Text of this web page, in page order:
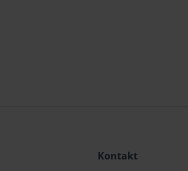
Kontakt